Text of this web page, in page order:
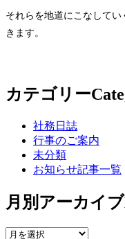
それらを地道にこなして
きます。
カテゴリー
社務日誌
行事のご案内
未分類
お知らせ記事一覧
月別アーカイブ